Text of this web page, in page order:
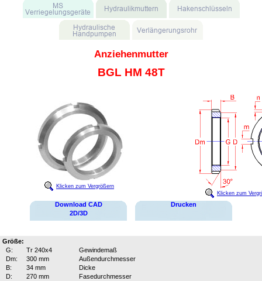
Anziehenmutter
BGL HM 48T
Klicken zum Vergrößern
Klicken zum
Download CAD
2D/3D
Drucken
Größe:
G:
Tr 240x4
Gewindemaß
Dm:
300 mm
Außendurchmesser
B:
34 mm
Dicke
D:
270 mm
Fasedurchmesser